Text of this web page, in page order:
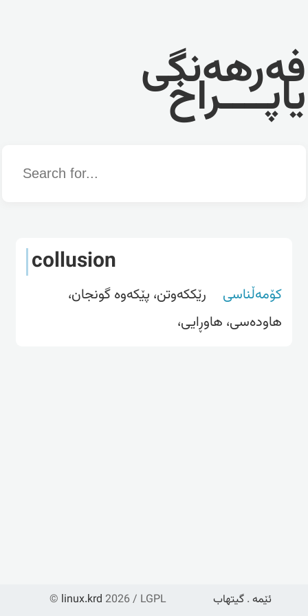
فەرهەنگی
یاپــــراخ
Word
collusion
کۆمەڵناسی
رێککەوتن، پێکەوە گونجان،
هاودەسی، هاوڕایی،
© linux.krd 2026 / LGPL ئێمە . گیتهاب